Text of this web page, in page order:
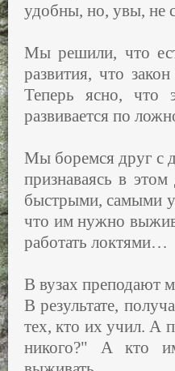
удобны, но, увы, не
Мы решили, что
развития, что
Теперь ясно, что
развивается по
Мы боремся друг с
признаваясь в
быстрыми, самыми
что им нужно
работать локтями…
В вузах преподают
В результате,
тех, кто их учил. А
никого?" А кто